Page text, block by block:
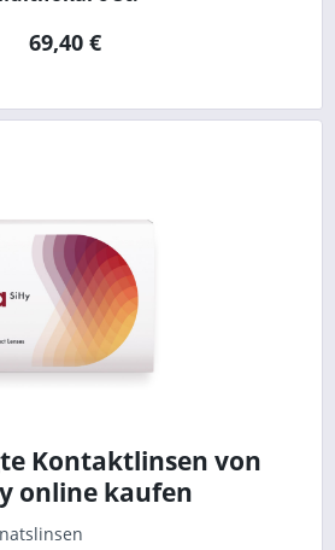
69,40 €
Kontaktlinsen von
online kaufen